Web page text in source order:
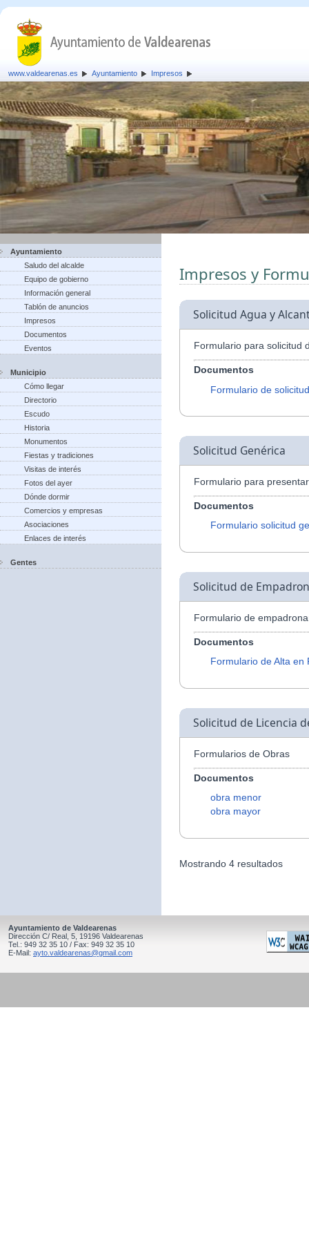
www.valdearenas.es Ayuntamiento Impresos
Ayuntamiento
Saludo del alcalde
Equipo de gobierno
Información general
Tablón de anuncios
Impresos
Documentos
Eventos
Municipio
Cómo llegar
Directorio
Escudo
Historia
Monumentos
Fiestas y tradiciones
Visitas de interés
Fotos del ayer
Dónde dormir
Comercios y empresas
Asociaciones
Enlaces de interés
Gentes
Impresos y
Solicitud Agua y
Formulario para solicitud
Documentos
Formulario de
Solicitud Genérica
Formulario para
Documentos
Formulario solicitud
Solicitud de
Formulario de
Documentos
Formulario de Alta en
Solicitud de Licencia
Formularios de Obras
Documentos
obra menor
obra mayor
Mostrando 4 resultados
Ayuntamiento de Valdearenas
Dirección C/ Real, 5, 19196 Valdearenas
Tel.: 949 32 35 10 / Fax: 949 32 35 10
E-Mail: ayto.valdearenas@gmail.com